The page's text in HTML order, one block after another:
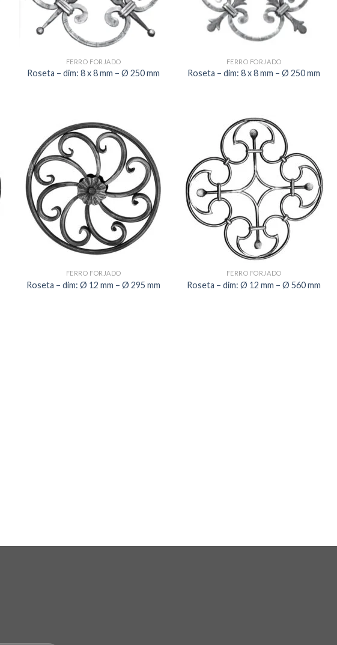
FERRO FORJADO
Roseta – dim: 8 x 8 mm – Ø 250 mm
FERRO FORJADO
Roseta – dim: 8 x 8 mm – Ø 250 mm
FERRO FORJADO
Roseta – dim: Ø 12 mm – Ø 295 mm
FERRO FORJADO
Roseta – dim: Ø 12 mm – Ø 560 mm